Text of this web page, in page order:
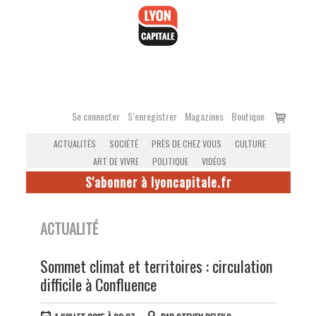
Se connecter S’enregistrer Magazines Boutique
Voir
ACTUALITÉS SOCIÉTÉ PRÈS DE CHEZ VOUS
CULTURE
ART DE VIVRE
POLITIQUE VIDÉOS
S'abonner à lyoncapitale.fr
ACTUALITÉ
Sommet climat et territoires : circulation
difficile à Confluence